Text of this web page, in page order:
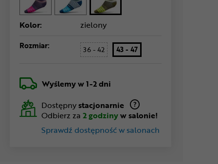
Kolor: zielony
Rozmiar: 36 - 42 43 - 47
Wyślemyw 1-2 dni
Dostępnystacjonarnie
Odbierz za 2 godzinyw salonie!
Sprawdź dostępność w salonach